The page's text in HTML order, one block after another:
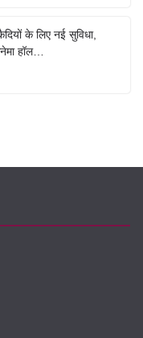
के लिए नई सुविधा,
हॉल…